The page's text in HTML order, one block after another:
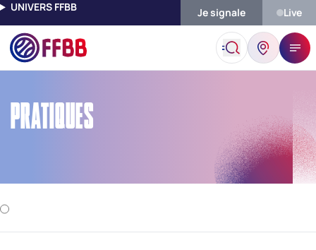
UNIVERS FFBB Je signale Live
Accueil Pratiques
PRATIQUES